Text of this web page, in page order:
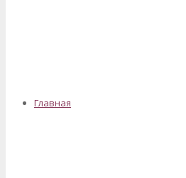
Главная